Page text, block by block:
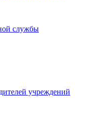
службы
учреждений